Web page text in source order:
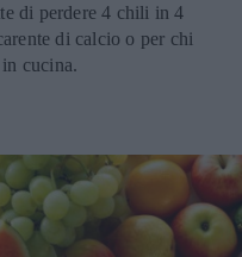
di perdere 4 chili in 4
di calcio o per chi
cucina.